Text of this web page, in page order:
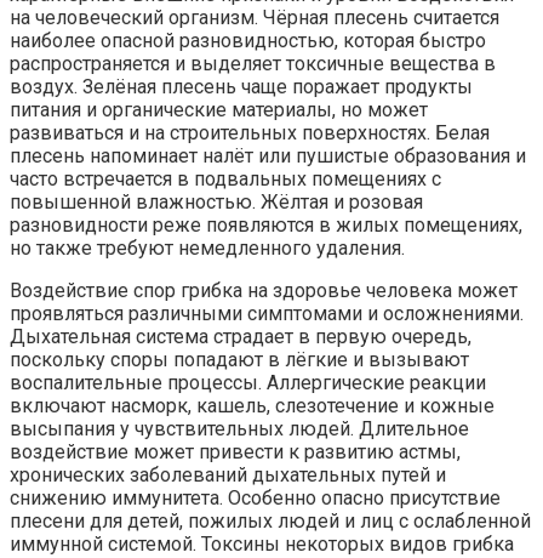
на человеческий организм. Чёрная плесень считается
наиболее опасной разновидностью, которая быстро
распространяется и выделяет токсичные вещества в
воздух. Зелёная плесень чаще поражает продукты
питания и органические материалы, но может
развиваться и на строительных поверхностях. Белая
плесень напоминает налёт или пушистые образования и
часто встречается в подвальных помещениях с
повышенной влажностью. Жёлтая и розовая
разновидности реже появляются в жилых помещениях,
но также требуют немедленного удаления.
Воздействие спор грибка на здоровье человека может
проявляться различными симптомами и осложнениями.
Дыхательная система страдает в первую очередь,
поскольку споры попадают в лёгкие и вызывают
воспалительные процессы. Аллергические реакции
включают насморк, кашель, слезотечение и кожные
высыпания у чувствительных людей. Длительное
воздействие может привести к развитию астмы,
хронических заболеваний дыхательных путей и
снижению иммунитета. Особенно опасно присутствие
плесени для детей, пожилых людей и лиц с ослабленной
иммунной системой. Токсины некоторых видов грибка